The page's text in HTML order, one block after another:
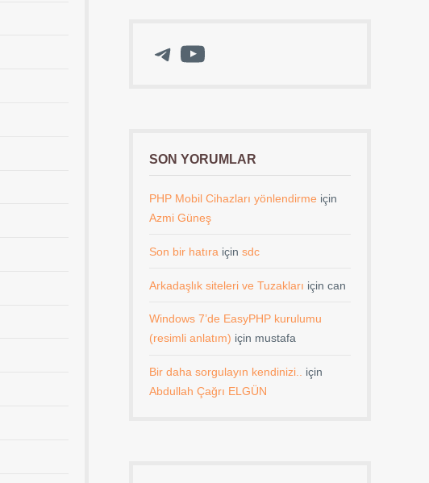
Telegram
YouTube
SON YORUMLAR
PHP Mobil Cihazları yönlendirme için
Azmi Güneş
Son bir hatıra için sdc
Arkadaşlık siteleri ve Tuzakları için can
Windows 7’de EasyPHP kurulumu
(resimli anlatım) için mustafa
Bir daha sorgulayın kendinizi..
için
Abdullah Çağrı ELGÜN